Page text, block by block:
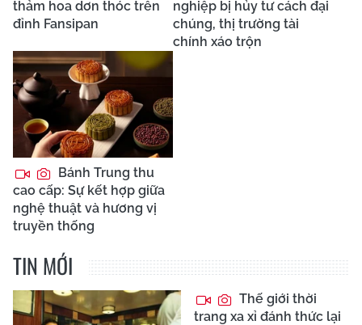
thảm hoa dơn thóc trên
đỉnh Fansipan
nghiệp bị hủy tư cách đại
chúng, thị trường tài
chính xáo trộn
Bánh Trung thu
cao cấp: Sự kết hợp giữa
nghệ thuật và hương vị
truyền thống
TIN MỚI
Thế giới thời
trang xa xỉ đánh thức lại